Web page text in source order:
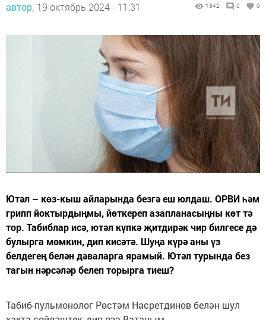
автор, 19 октябрь 2024 - 11:31 1342 0 0
Ютәл – көз-кыш айларында безгә еш юлдаш. ОРВИ һәм
грипп йоктырдыңмы, йөткереп азапланасыңны көт тә
тор. Табиблар исә, ютәл күпкә җитдирәк чир билгесе дә
булырга мөмкин, дип кисәтә. Шуңа күрә аны үз
белдегең белән дәваларга ярамый. Ютәл турында без
тагын нәрсәләр белеп торырга тиеш?
Табиб-пульмонолог Рөстәм Насретдинов белән шул